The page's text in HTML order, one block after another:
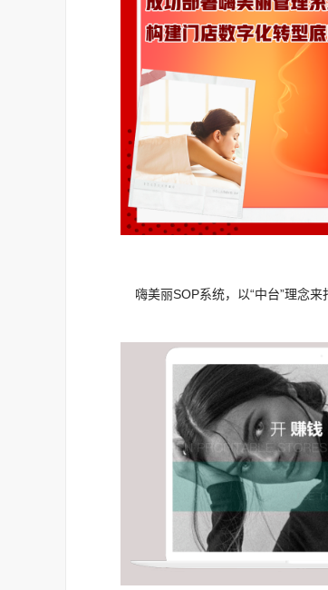
嗨美丽SOP系统，以“中台”理念来